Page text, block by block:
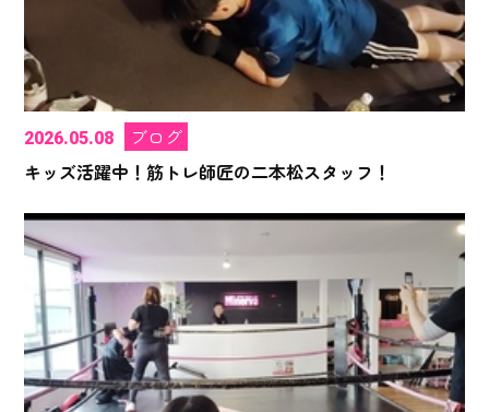
2026.05.08
ブログ
キッズ活躍中！筋トレ師匠の二本松スタッフ！